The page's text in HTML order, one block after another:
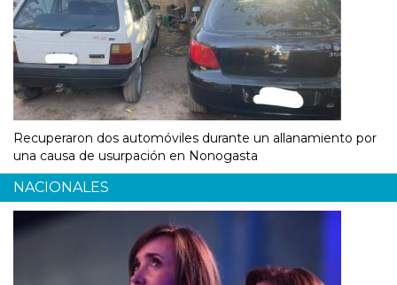
Recuperaron dos automóviles durante un allanamiento por
una causa de usurpación en Nonogasta
NACIONALES